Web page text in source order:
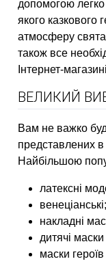
допомогою легко
якого казкового
атмосферу
також все
Інтернет-
ВЕЛИКИЙ
Вам не важко
представлених
Найбільшою
латексні
венеціанські;
накладні
дитячі
маски